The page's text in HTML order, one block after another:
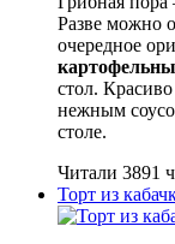
Разве можно
очередное
стол.
нежным
столе.
Читали 3891
Торт из